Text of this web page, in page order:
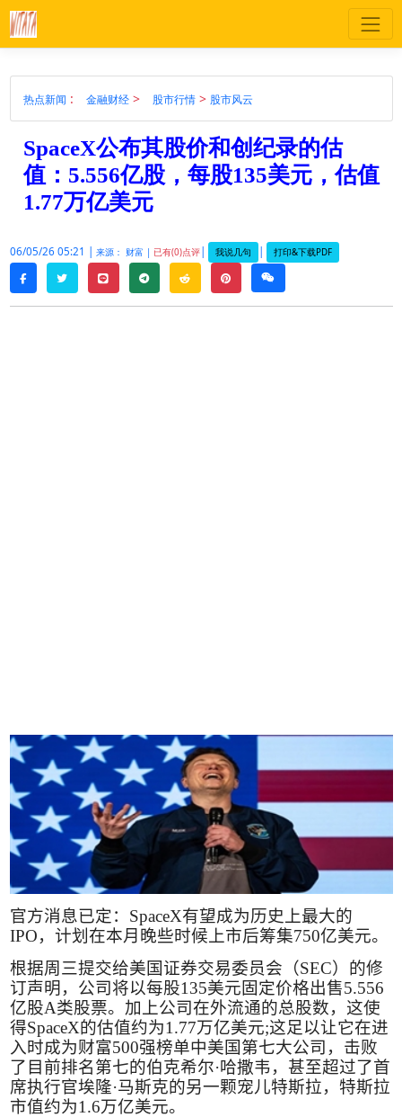
热点新闻 : 金融财经> 股市行情 > 股市风云
SpaceX公布其股价和创纪录的估
值：5.556亿股，每股135美元，估值
1.77万亿美元
06/05/26 05:21 | 来源： 财富 | 已有(0)点评| 我说几句 | 打印&下载PDF
facebooktwitterline telegramreddit pinterestweixin
官方消息已定： SpaceX有望成为历史上最大的
IPO，计划在本月晚些时候上市后筹集750亿美元。
根据周三提交给美国证券交易委员会（SEC）的修
订声明，公司将以每股135美元固定价格出售5.556
亿股A类股票。加上公司在外流通的总股数，这使
得SpaceX的估值约为1.77万亿美元;这足以让它在进
入时成为财富500强榜单中美国第七大公司，击败
了目前排名第七的伯克希尔·哈撒韦，甚至超过了首
席执行官埃隆·马斯克的另一颗宠儿特斯拉，特斯拉
市值约为1.6万亿美元。